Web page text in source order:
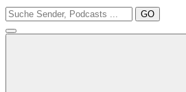
GO